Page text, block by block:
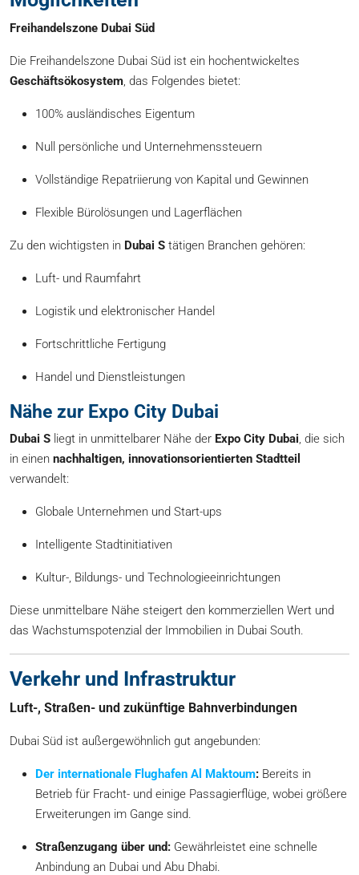
Freihandelszone Dubai Süd
Die Freihandelszone Dubai Süd ist ein hochentwickeltes
Geschäftsökosystem, das Folgendes bietet:
100% ausländisches Eigentum
Null persönliche und Unternehmenssteuern
Vollständige Repatriierung von Kapital und Gewinnen
Flexible Bürolösungen und Lagerflächen
Zu den wichtigsten in Dubai S tätigen Branchen gehören:
Luft- und Raumfahrt
Logistik und elektronischer Handel
Fortschrittliche Fertigung
Handel und Dienstleistungen
Nähe zur Expo City Dubai
Dubai S liegt in unmittelbarer Nähe der Expo City Dubai, die sich
in einen nachhaltigen, innovationsorientierten Stadtteil
verwandelt:
Globale Unternehmen und Start-ups
Intelligente Stadtinitiativen
Kultur-, Bildungs- und Technologieeinrichtungen
Diese unmittelbare Nähe steigert den kommerziellen Wert und
das Wachstumspotenzial der Immobilien in Dubai South.
Verkehr und Infrastruktur
Luft-, Straßen- und zukünftige Bahnverbindungen
Dubai Süd ist außergewöhnlich gut angebunden:
Der internationale Flughafen Al Maktoum: Bereits in
Betrieb für Fracht- und einige Passagierflüge, wobei größere
Erweiterungen im Gange sind.
Straßenzugang über und: Gewährleistet eine schnelle
Anbindung an Dubai und Abu Dhabi.